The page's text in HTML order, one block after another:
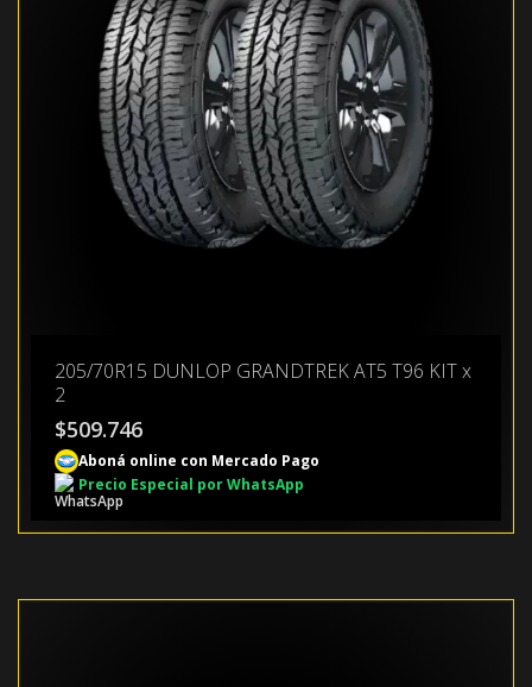
205/70R15 DUNLOP GRANDTREK AT5 T96 KIT x
2
$509.746
Aboná online con Mercado Pago
Precio Especial por WhatsApp